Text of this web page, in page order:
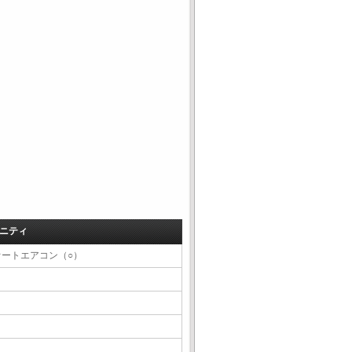
ティ
トエアコン（○）